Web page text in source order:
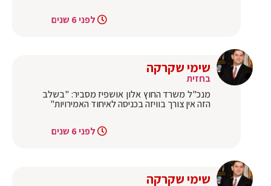
לפני 6 שנים
שימי שקרקה
בחזית
מנכ"ל משרד החוץ אלון אושפיז מסביר: "בשלב
הזה אין צורך בוויזה בכניסה לאיחוד האמירויות"
לפני 6 שנים
שימי שקרקה